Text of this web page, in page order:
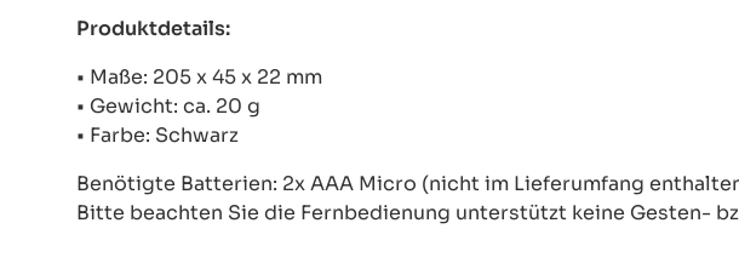
Produktdetails:
• Maße: 205 x 45 x 22 mm
• Gewicht: ca. 20 g
• Farbe: Schwarz
Benötigte Batterien: 2x AAA Micro (nicht im Lieferumfang
Bitte beachten Sie die Fernbedienung unterstützt keine Gesten-